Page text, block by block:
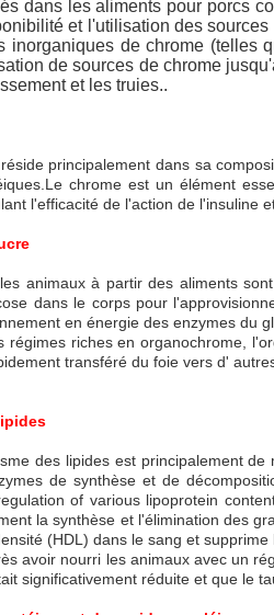
dans les aliments pour porcs
et l'utilisation des
inorganiques de chrome (telles
de sources de chrome
et les truies..
principalement dans sa
chrome est un élément
l'efficacité de l'action de l'insuline
animaux à partir des aliments
dans le corps pour
en énergie des enzymes du
régimes riches en organochrome,
transféré du foie vers d'
des lipides est principalement
de synthèse et de
of various lipoprotein
la synthèse et l'élimination des
(HDL) dans le sang et supprime
avoir nourri les animaux avec un
significativement réduite et que le